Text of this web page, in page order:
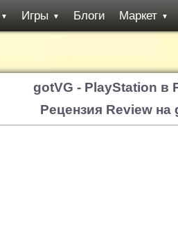
▼ Игры ▼ Блоги Маркет ▼
gotVG - PlayStation в
Рецензия Review на